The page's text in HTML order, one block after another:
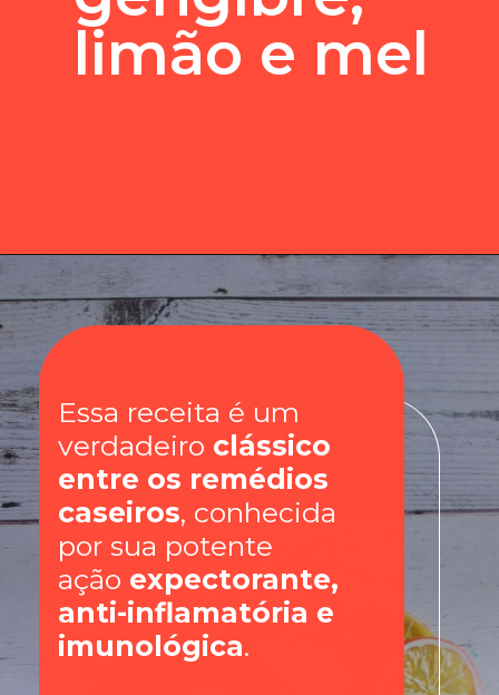
limão e mel
Essa receita é um
verdadeiro clássico
entre os remédios
caseiros, conhecida
por sua potente
ação expectorante,
anti-inflamatória e
imunológica.